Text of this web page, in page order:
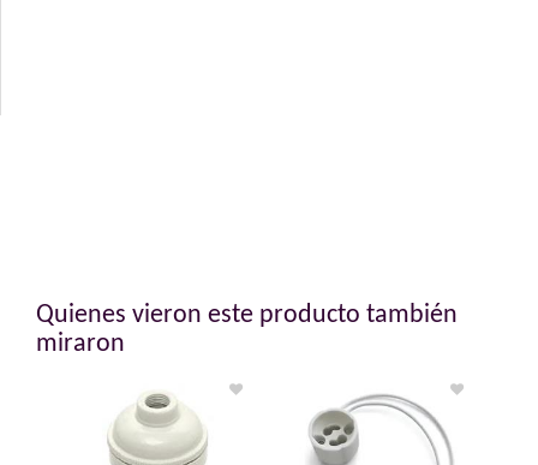
Quienes vieron este producto también
miraron